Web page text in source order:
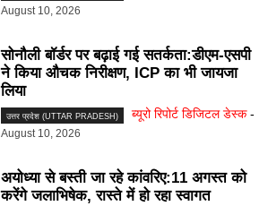
August 10, 2026
सोनौली बॉर्डर पर बढ़ाई गई सतर्कता:डीएम-एसपी
ने किया औचक निरीक्षण, ICP का भी जायजा
लिया
उत्तर प्रदेश (UTTAR PRADESH) ब्यूरो रिपोर्ट डिजिटल डेस्क -
August 10, 2026
अयोध्या से बस्ती जा रहे कांवरिए:11 अगस्त को
करेंगे जलाभिषेक, रास्ते में हो रहा स्वागत